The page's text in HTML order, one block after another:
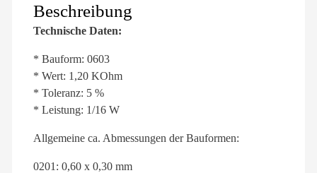
Beschreibung
Technische Daten:
* Bauform: 0603
* Wert: 1,20 KOhm
* Toleranz: 5 %
* Leistung: 1/16 W
Allgemeine ca. Abmessungen der Bauformen:
0201: 0,60 x 0,30 mm